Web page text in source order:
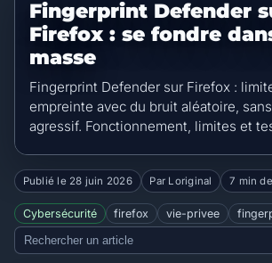
Fingerprint Defender
Firefox : se fondre
masse
Fingerprint Defender sur Firefox :
empreinte avec du bruit aléatoire,
agressif. Fonctionnement, limites et
Publié le 28 juin 2026 Par Loriginal 7 min
Cybersécurité firefox vie-privee